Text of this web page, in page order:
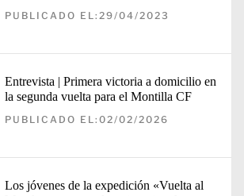
PUBLICADO EL:29/04/2023
Entrevista | Primera victoria a domicilio en
la segunda vuelta para el Montilla CF
PUBLICADO EL:02/02/2026
Los jóvenes de la expedición «Vuelta al